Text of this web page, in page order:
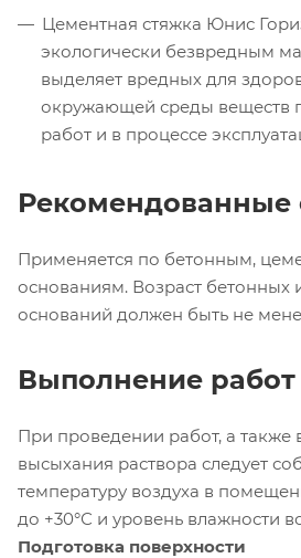
Цементная стяжка Юнис
экологически безвредным
выделяет вредных для
окружающей среды веществ
работ и в процессе
Рекомендованные
Применяется по бетонным,
основаниям. Возраст бетонных
оснований должен быть не
Выполнение работ
При проведении работ, а также
высыхания раствора следует
температуру воздуха в
до +30°С и уровень влажности
Подготовка поверхности